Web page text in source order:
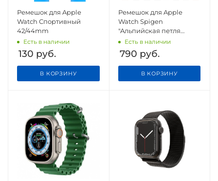
Ремешок для Apple
Watch Спортивный
42/44mm
Есть в наличии
130 руб.
В КОРЗИНУ
Ремешок для Apple
Watch Spigen
"Aльпийская петля
ремешок" 38-40-41
Есть в наличии
790 руб.
В КОРЗИНУ